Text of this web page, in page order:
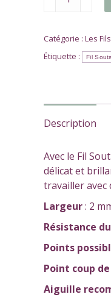
Soutache
Sombrelune
Catégorie : Les Fils
Étiquette :
Fil
Description
Avec le Fil
délicat et
travailler avec
Largeur: 2
Résistance
Points
Point coup
Aiguille